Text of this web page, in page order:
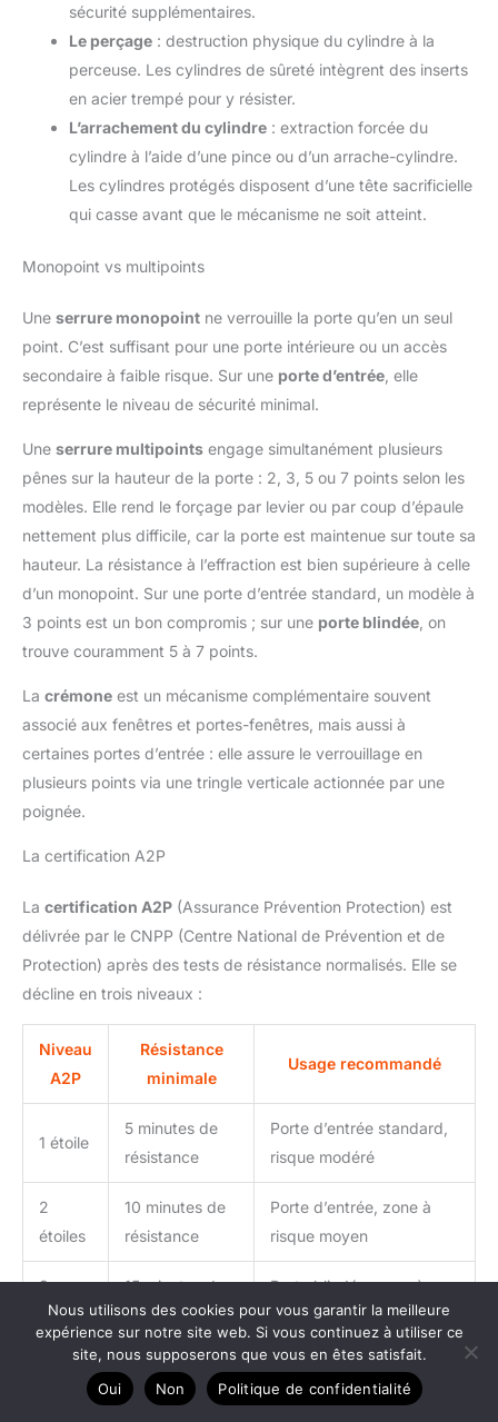
sécurité supplémentaires.
Le perçage : destruction physique du cylindre à la
perceuse. Les cylindres de sûreté intègrent des inserts
en acier trempé pour y résister.
L’arrachement du cylindre : extraction forcée du
cylindre à l’aide d’une pince ou d’un arrache-cylindre.
Les cylindres protégés disposent d’une tête sacrificielle
qui casse avant que le mécanisme ne soit atteint.
Monopoint vs multipoints
Une serrure monopoint ne verrouille la porte qu’en un seul
point. C’est suffisant pour une porte intérieure ou un accès
secondaire à faible risque. Sur une porte d’entrée , elle
représente le niveau de sécurité minimal.
Une serrure multipoints engage simultanément plusieurs
pênes sur la hauteur de la porte : 2, 3, 5 ou 7 points selon les
modèles. Elle rend le forçage par levier ou par coup d’épaule
nettement plus difficile, car la porte est maintenue sur toute sa
hauteur. La résistance à l’effraction est bien supérieure à celle
d’un monopoint. Sur une porte d’entrée standard, un modèle à
3 points est un bon compromis ; sur une porte blindée , on
trouve couramment 5 à 7 points.
La crémone est un mécanisme complémentaire souvent
associé aux fenêtres et portes-fenêtres, mais aussi à
certaines portes d’entrée : elle assure le verrouillage en
plusieurs points via une tringle verticale actionnée par une
poignée.
La certification A2P
La certification A2P (Assurance Prévention Protection) est
délivrée par le CNPP (Centre National de Prévention et de
Protection) après des tests de résistance normalisés. Elle se
décline en trois niveaux :
Niveau
A2P
Résistance
minimale
Usage recommandé
1 étoile
5 minutes de
résistance
Porte d’entrée standard,
risque modéré
2
étoiles
10 minutes de
résistance
Porte d’entrée, zone à
risque moyen
3
étoiles
15 minutes de
résistance
Porte blindée, zone à
risque élevé
La certification A2P s’applique aussi bien aux serrures
complètes qu’aux cylindres seuls. Certains contrats
Nous utilisons des cookies pour vous garantir la meilleure
expérience sur notre site web. Si vous continuez à utiliser ce
site, nous supposerons que vous en êtes satisfait.
Oui
Non Politique de confidentialité